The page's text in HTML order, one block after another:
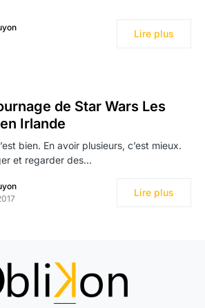
Lire plus
de Star Wars Les
Irlande
bien. En avoir plusieurs, c’est mieux.
et regarder des…
Lire plus